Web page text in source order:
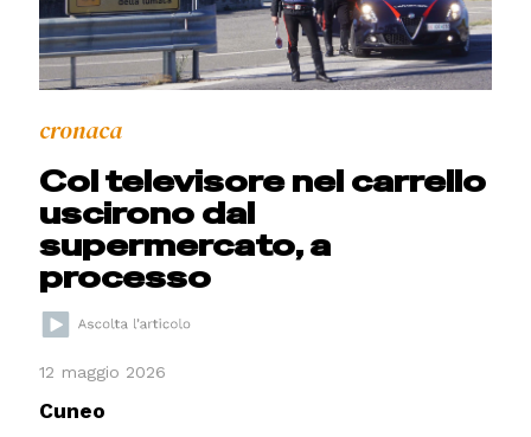
cronaca
Col televisore nel carrello
uscirono dal
supermercato, a
processo
12 maggio 2026
Cuneo